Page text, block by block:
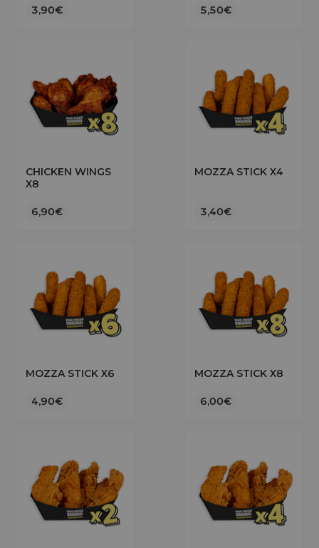
3,90€ 5,50€
CHICKEN WINGS
X8
6,90€
MOZZA STICK X4
3,40€
MOZZA STICK X6
4,90€
MOZZA STICK X8
6,00€